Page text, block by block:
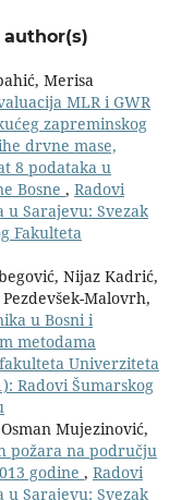
Merisa
MLR i GWR
zapreminskog
drvne mase,
8 podataka u
Bosne , Radovi
Sarajevu: Svezak
Fakulteta
Nijaz Kadrić,
Malovrh,
u Bosni i
metodama
Univerziteta
Radovi Šumarskog
Mujezinović,
požara na području
godine , Radovi
Sarajevu: Svezak